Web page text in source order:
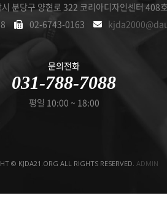
분당구 양현로 322 코리아디자인센터 408
02-6743-0163
문의전화
031-788-7088
평일 10:00 ~ 18:00
© KJDA21.ORG ALL RIGHTS RESERVED. ADMIN